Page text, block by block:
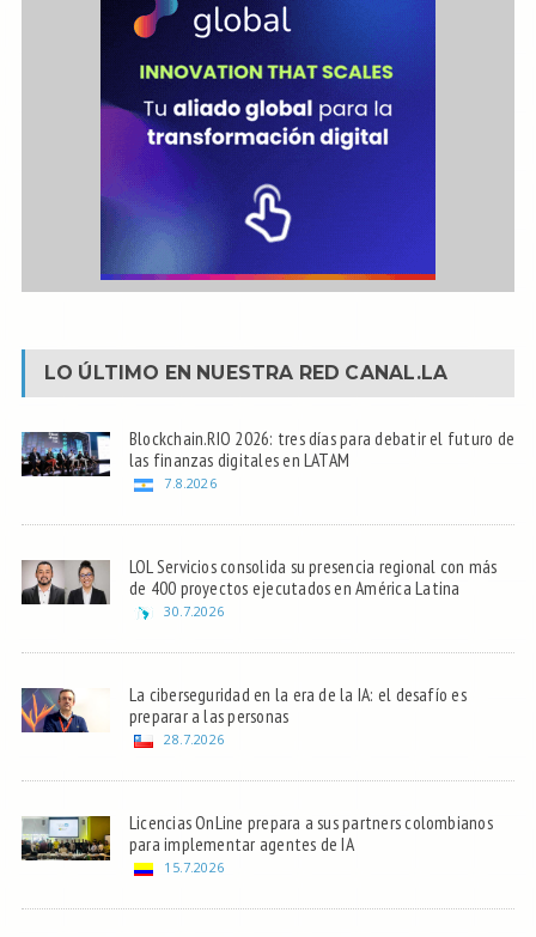
LO ÚLTIMO EN NUESTRA RED CANAL.LA
Blockchain.RIO 2026: tres días para debatir el futuro de
las finanzas digitales en LATAM
7.8.2026
LOL Servicios consolida su presencia regional con más
de 400 proyectos ejecutados en América Latina
30.7.2026
La ciberseguridad en la era de la IA: el desafío es
preparar a las personas
28.7.2026
Licencias OnLine prepara a sus partners colombianos
para implementar agentes de IA
15.7.2026